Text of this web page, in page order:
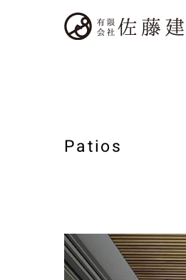
Patios